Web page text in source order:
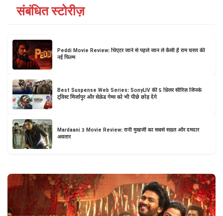
संबंधित स्टोरीज़
Peddi Movie Review: थिएटर जाने से पहले जान लें कैसी है राम चरण की
नई फिल्म
Best Suspense Web Series: SonyLIV की 5 थ्रिलर सीरिज़ जिनके
ट्विस्ट मिर्जापुर और सेक्रेड गेम्स को भी पीछे छोड़ देंगे
Mardaani 3 Movie Review: रानी मुखर्जी का सबसे सख़्त और दमदार
अवतार